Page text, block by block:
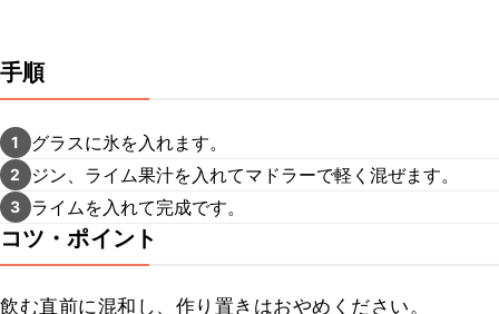
手順
1 グラスに氷を入れます。
2 ジン、ライム果汁を入れてマドラーで軽く混ぜます。
3 ライムを入れて完成です。
コツ・ポイント
飲む直前に混和し、作り置きはおやめください。